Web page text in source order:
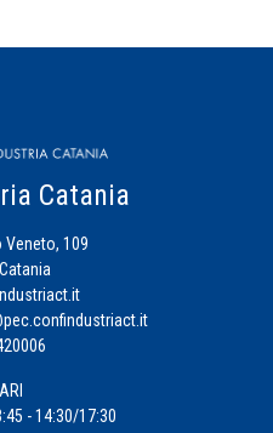
Catania
109
- 14:30/17:30